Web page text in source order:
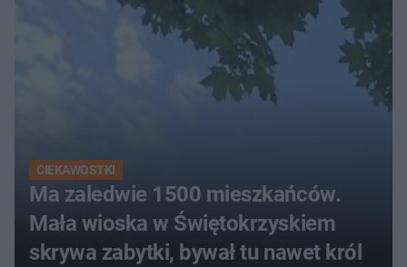
CIEKAWOSTKI
Ma zaledwie 1500 mieszkańców.
Mała wioska w Świętokrzyskiem
skrywa zabytki, bywał tu nawet król